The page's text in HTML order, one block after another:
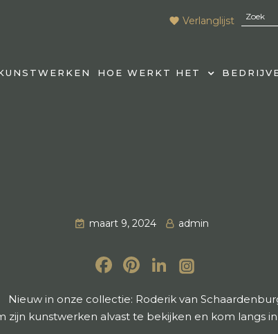
Verlanglijst
HOE WERKT HET
maart 9, 2024 admin
Facebook
Pinterest
LinkedIn
Nieuw in onze collectie: Roderik van
zijn kunstwerken alvast te bekijken en kom langs